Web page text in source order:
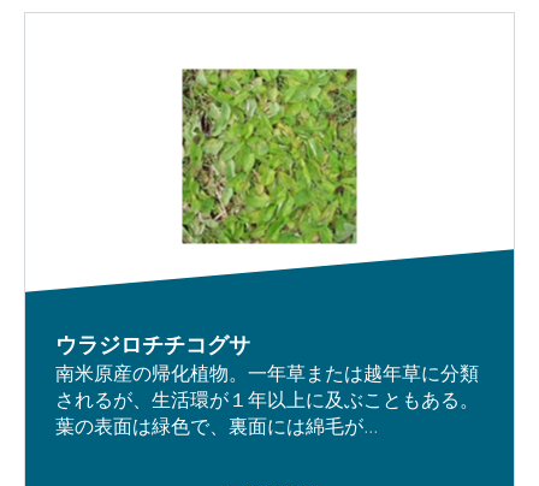
ウラジロチチコグサ
南米原産の帰化植物。一年草または越年草に分類
されるが、生活環が１年以上に及ぶこともある。
葉の表面は緑色で、裏面には綿毛が...